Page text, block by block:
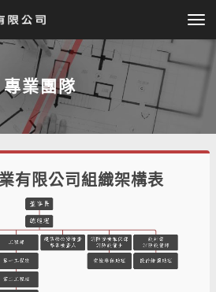
專業團隊
有限公司組織架構表